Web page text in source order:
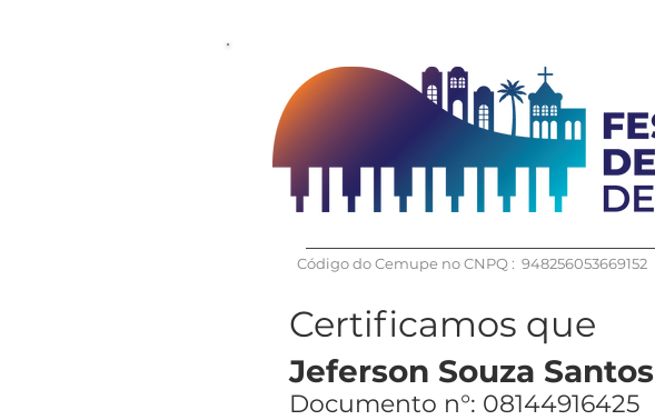
Código do Cemupe no CNPQ : 948256053669152
Certificamos que
Jeferson Souza Santos
Documento n°: 08144916425